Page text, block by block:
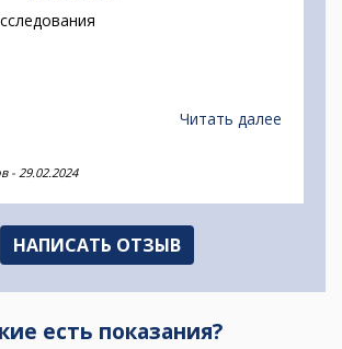
Читать далее
- 29.02.2024
НАПИСАТЬ ОТЗЫВ
есть показания?